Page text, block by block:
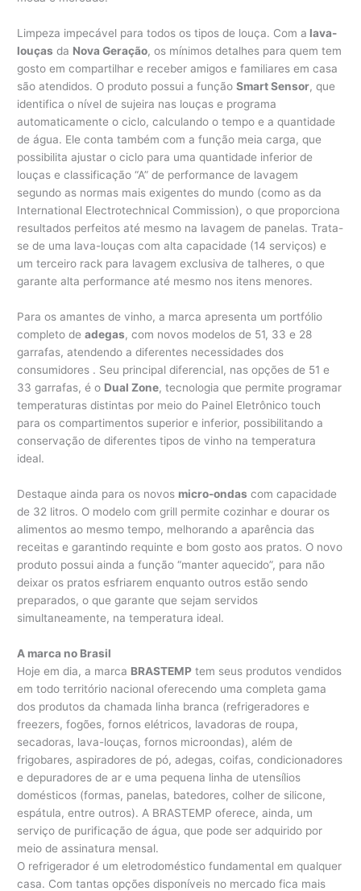
Limpeza impecável para todos os tipos de louça. Com a lava-
louças da Nova Geração, os mínimos detalhes para quem tem
gosto em compartilhar e receber amigos e familiares em casa
são atendidos. O produto possui a funçãoSmart Sensor, que
identifica o nível de sujeira nas louças e programa
automaticamente o ciclo, calculando o tempo e a quantidade
de água. Ele conta também com a função meia carga, que
possibilita ajustar o ciclo para uma quantidade inferior de
louças e classificação “A” de performance de lavagem
segundo as normas mais exigentes do mundo (como as da
International Electrotechnical Commission), o que proporciona
resultados perfeitos até mesmo na lavagem de panelas. Trata-
se de uma lava-louças com alta capacidade (14 serviços) e
um terceiro rack para lavagem exclusiva de talheres, o que
garante alta performance até mesmo nos itens menores.
Para os amantes de vinho, a marca apresenta um portfólio
completo deadegas, com novos modelos de 51, 33 e 28
garrafas, atendendo a diferentes necessidades dos
consumidores . Seu principal diferencial, nas opções de 51 e
33 garrafas, é o Dual Zone, tecnologia que permite programar
temperaturas distintas por meio do Painel Eletrônico touch
para os compartimentos superior e inferior, possibilitando a
conservação de diferentes tipos de vinho na temperatura
ideal.
Destaque ainda para os novos micro-ondas com capacidade
de 32 litros. O modelo com grill permite cozinhar e dourar os
alimentos ao mesmo tempo, melhorando a aparência das
receitas e garantindo requinte e bom gosto aos pratos. O novo
produto possui ainda a função “manter aquecido”, para não
deixar os pratos esfriarem enquanto outros estão sendo
preparados, o que garante que sejam servidos
simultaneamente, na temperatura ideal.
A marca no Brasil
Hoje em dia, a marca BRASTEMP tem seus produtos vendidos
em todo território nacional oferecendo uma completa gama
dos produtos da chamada linha branca (refrigeradores e
freezers, fogões, fornos elétricos, lavadoras de roupa,
secadoras, lava-louças, fornos microondas), além de
frigobares, aspiradores de pó, adegas, coifas, condicionadores
e depuradores de ar e uma pequena linha de utensílios
domésticos (formas, panelas, batedores, colher de silicone,
espátula, entre outros). A BRASTEMP oferece, ainda, um
serviço de purificação de água, que pode ser adquirido por
meio de assinatura mensal.
O refrigerador é um eletrodoméstico fundamental em qualquer
casa. Com tantas opções disponíveis no mercado fica mais